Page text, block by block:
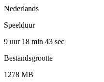
Nederlands
Speelduur
9 uur 18 min 43 sec
Bestandsgrootte
1278 MB